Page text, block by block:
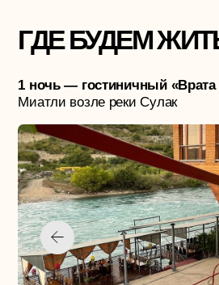
Проживание
Завтраки с 1 дня
Трансфер по всему экскурсионному
маршруту
‌Джиппинг до Зубутли
Прогулка на катере по реке Сулак
Насыщенная экскурсионная программа
Вход в Карадахскую теснину
Водопад Тобот
Заброска в Старый Гоор
Сопровождение местного гида в Гоор
с увлекательными историями
Сопровождение и забота соседского